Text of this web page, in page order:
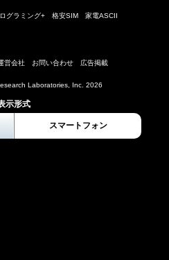
グラミング+ 格安SIM 家電ASCII
営会社 お問い合わせ 広告掲載
Laboratories, Inc. 2026
示形式
スマートフォン